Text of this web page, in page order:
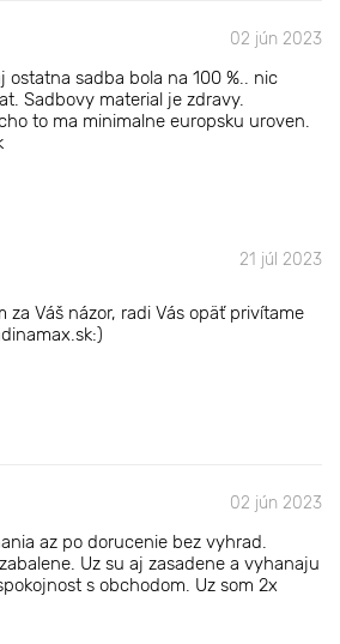
02 jún 2023
ostatna sadba bola na 100 %.. nic
Sadbovy material je zdravy.
to ma minimalne europsku uroven.
21 júl 2023
za Váš názor, radi Vás opäť privítame
02 jún 2023
az po dorucenie bez vyhrad.
Uz su aj zasadene a vyhanaju
s obchodom. Uz som 2x